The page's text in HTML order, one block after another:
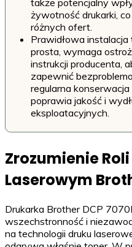
także potencjalny
żywotność drukarki,
różnych ofert.
Prawidłowa
prosta, wymaga
instrukcji producenta,
zapewnić
regularna
poprawia jakość i
eksploatacyjnych.
Zrozumienie
Laserowym
Drukarka Brother DCP
wszechstronność i
na technologii druku